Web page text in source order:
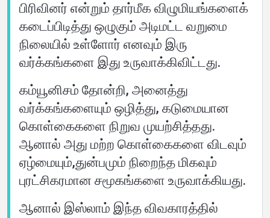
பிரிவினர் என்றும் தார்மீக விழுமியங்களைக்
கடைப்பிடித்து ஒழுகும் அடிமட்ட வறுமை
நிலையில் உள்ளோர் எனவும் இரு
வர்க்கங்களை இது உருவாக்கிவிட்டது.
கம்யூனிசம் தோன்றி, அனைத்து
வர்க்கங்களையும் ஒழித்து, கடுமையான
கொள்கைகளை நிறுவ முயற்சித்தது.
ஆனால் அது மற்ற கொள்கைகளை விடவும்
ஏழ்மையும்,துன்பமும் நிறைந்த மிகவும்
புரட்சிகரமான சமூகங்களை உருவாக்கியது.
ஆனால் இஸ்லாம் இந்த விவகாரத்தில்